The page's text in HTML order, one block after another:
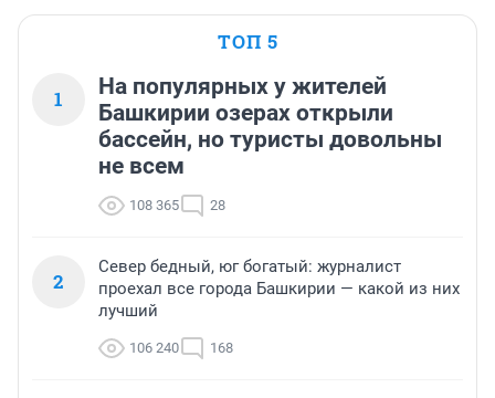
ТОП 5
1
На популярных у жителей
Башкирии озерах открыли
бассейн, но туристы довольны
не всем
108 365 28
2
Север бедный, юг богатый: журналист
проехал все города Башкирии — какой из них
лучший
106 240 168